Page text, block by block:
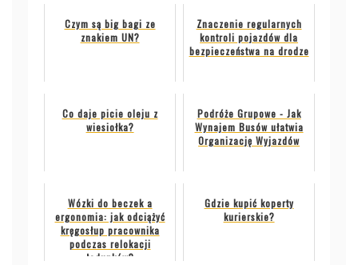
Czym są big bagi ze
znakiem UN?
Znaczenie regularnych
kontroli pojazdów dla
bezpieczeństwa na drodze
Co daje picie oleju z
wiesiołka?
Podróże Grupowe - Jak
Wynajem Busów ułatwia
Organizację Wyjazdów
Wózki do beczek a
ergonomia: jak odciążyć
kręgosłup pracownika
podczas relokacji
ładunków?
Gdzie kupić koperty
kurierskie?